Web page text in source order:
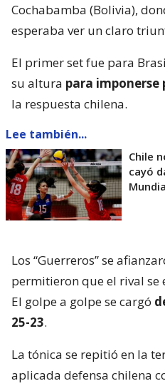
Cochabamba (Bolivia),
esperaba ver un claro
El primer set fue para
su altura para imponerse
la respuesta chilena.
Lee también...
Chile
cayó
Los “Guerreros” se
permitieron que el rival se
El golpe a golpe se cargó
25-23.
La tónica se repitió en la
aplicada defensa chilena